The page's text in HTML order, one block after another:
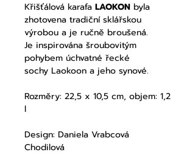
Křišťálová karafa LAOKON byla
zhotovena tradiční sklářskou
výrobou a je ručně broušená.
Je inspirována šroubovitým
pohybem úchvatné řecké
sochy Laokoon a jeho synové.
Rozměry: 22,5 x 10,5 cm, objem: 1,2
l
Design: Daniela Vrabcová
Chodilová